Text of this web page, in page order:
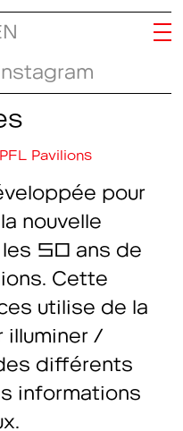
Pavilions
pour
nouvelle
50 ans de
Cette
utilise de la
illuminer /
différents
informations